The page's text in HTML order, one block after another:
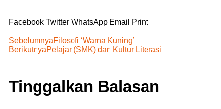
Facebook Twitter WhatsApp Email Print
SebelumnyaFilosofi ‘Warna Kuning’
BerikutnyaPelajar (SMK) dan Kultur Literasi
Tinggalkan Balasan